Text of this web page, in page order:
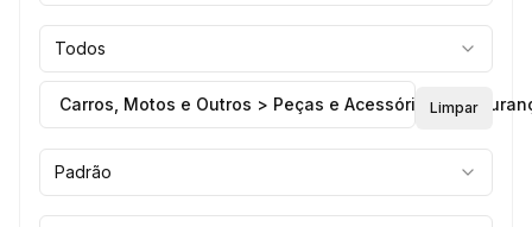
Todos
Carros, Motos e Outros > Peças e Acessórios >Limpar
Padrão